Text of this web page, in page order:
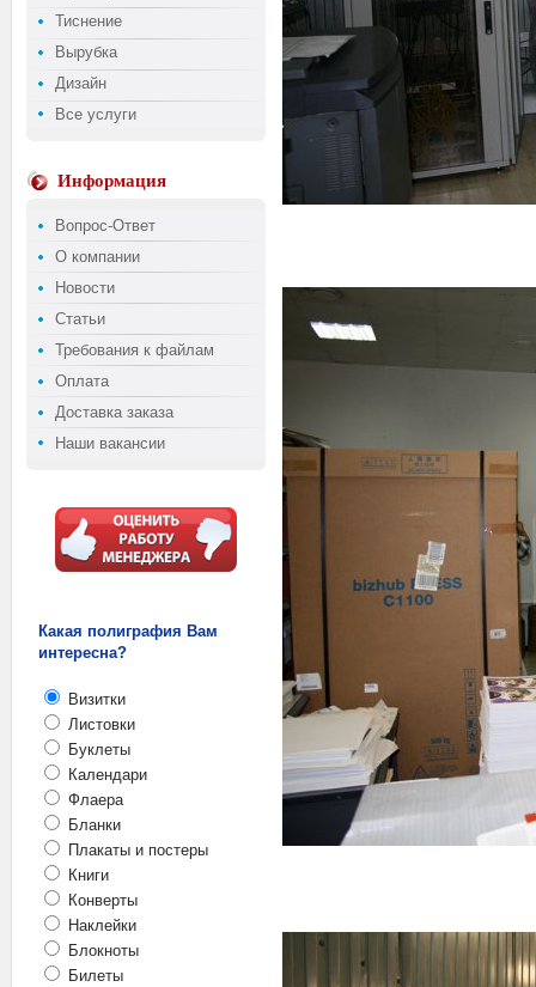
Тиснение
Вырубка
Дизайн
Все услуги
Информация
Вопрос-Ответ
О компании
Новости
Статьи
Требования к файлам
Оплата
Доставка заказа
Наши вакансии
Какая полиграфия Вам
интересна?
Визитки
Листовки
Буклеты
Календари
Флаера
Бланки
Плакаты и постеры
Книги
Конверты
Наклейки
Блокноты
Билеты